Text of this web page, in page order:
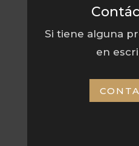
Si tiene alguna
en